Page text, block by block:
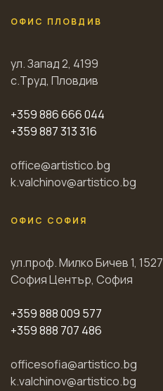
ОФИС ПЛОВДИВ
ул. Запад 2, 4199
с.Труд, Пловдив
+359 886 666 044
+359 887 313 316
office@artistico.bg
k.valchinov@artistico.bg
ОФИС СОФИЯ
ул.проф. Милко Бичев 1, 1527
София Център, София
+359 888 009 577
+359 888 707 486
officesofia@artistico.bg
k.valchinov@artistico.bg